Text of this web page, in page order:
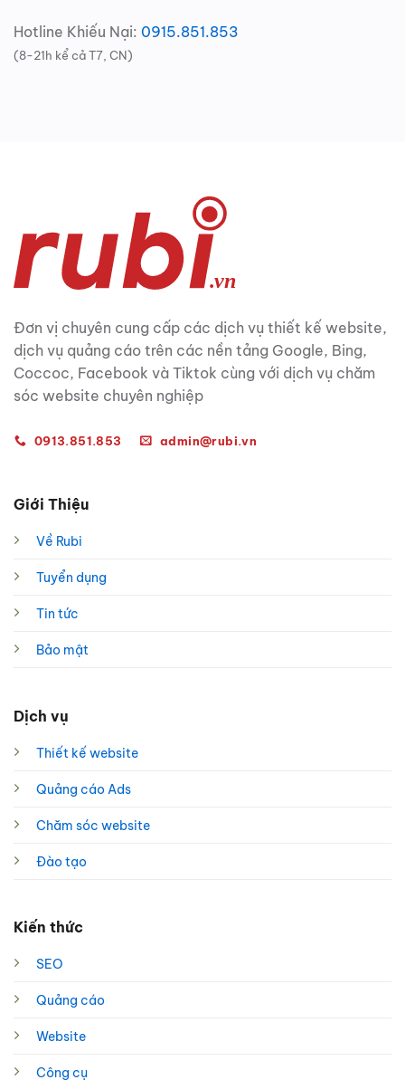
Hotline Khiếu Nại: 0915.851.853
(8-21h kể cả T7, CN)
Đơn vị chuyên cung cấp các dịch vụ thiết kế website,
dịch vụ quảng cáo trên các nền tảng Google, Bing,
Coccoc, Facebook và Tiktok cùng với dịch vụ chăm
sóc website chuyên nghiệp
0913.851.853 admin@rubi.vn
Giới Thiệu
Về Rubi
Tuyển dụng
Tin tức
Bảo mật
Dịch vụ
Thiết kế website
Quảng cáo Ads
Chăm sóc website
Đào tạo
Kiến thức
SEO
Quảng cáo
Website
Công cụ